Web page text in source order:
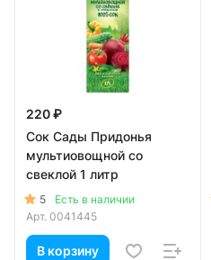
220 ₽
Сок Сады Придонья
мультиовощной со
свеклой 1 литр
5
Есть в наличии
Арт. 0041445
В корзину